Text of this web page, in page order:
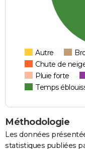
Autre
Chute de
Pluie forte
Temps
Méthodologie
Les données
statistiques publiées